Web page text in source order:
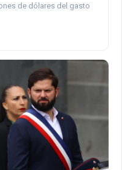
de dólares del gasto